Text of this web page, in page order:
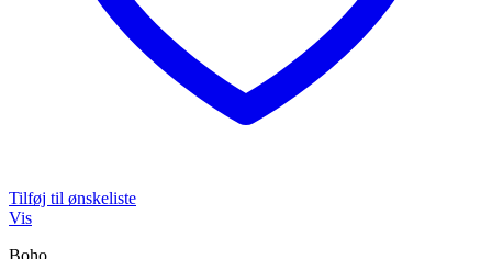
Tilføj til ønskeliste
Vis
Boho